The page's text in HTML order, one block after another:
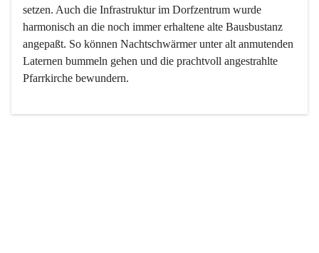
setzen. Auch die Infrastruktur im Dorfzentrum wurde
harmonisch an die noch immer erhaltene alte Bausbustanz
angepaßt. So können Nachtschwärmer unter alt anmutenden
Laternen bummeln gehen und die prachtvoll angestrahlte
Pfarrkirche bewundern.
Der Weinbau dominert heute nicht mehr, ist aber integrativer